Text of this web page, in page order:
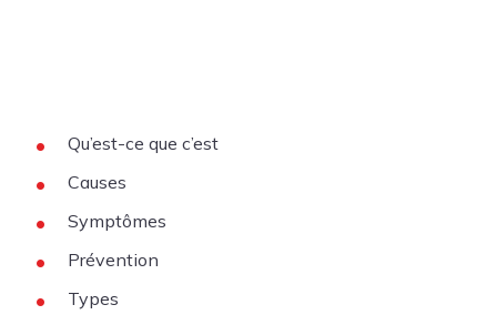
Qu’est-ce que c’est
Causes
Symptômes
Prévention
Types